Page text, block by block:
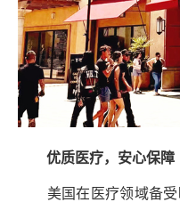
优质医疗，安心保障
美国在医疗领域备受